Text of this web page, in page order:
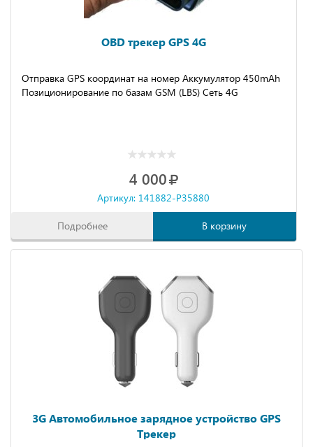
OBD трекер GPS 4G
Отправка GPS координат на номер Аккумулятор 450mAh
Позиционирование по базам GSM (LBS) Сеть 4G
4 000
Артикул: 141882-P35880
Подробнее В корзину
3G Автомобильное зарядное устройство GPS
Трекер